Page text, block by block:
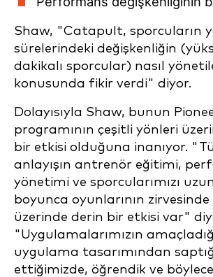
Shaw, "Catapult, sporcuların
sürelerindeki değişkenliğin
dakikalı sporcular) nasıl
konusunda fikir verdi" diyor.
Dolayısıyla Shaw, bunun
programının çeşitli yönleri
bir etkisi olduğuna inanıyor.
anlayışın antrenör eğitimi,
yönetimi ve sporcularımızı
boyunca oyunlarının
üzerinde derin bir etkisi var"
"Uygulamalarımızın
uygulama tasarımından
ettiğimizde, öğrendik ve